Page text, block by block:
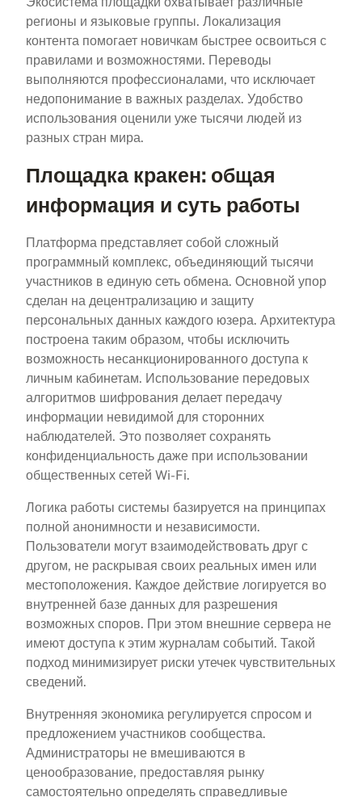
регионы и языковые группы. Локализация
контента помогает новичкам быстрее освоиться с
правилами и возможностями. Переводы
выполняются профессионалами, что исключает
недопонимание в важных разделах. Удобство
использования оценили уже тысячи людей из
разных стран мира.
Площадка кракен: общая
информация и суть работы
Платформа представляет собой сложный
программный комплекс, объединяющий тысячи
участников в единую сеть обмена. Основной упор
сделан на децентрализацию и защиту
персональных данных каждого юзера. Архитектура
построена таким образом, чтобы исключить
возможность несанкционированного доступа к
личным кабинетам. Использование передовых
алгоритмов шифрования делает передачу
информации невидимой для сторонних
наблюдателей. Это позволяет сохранять
конфиденциальность даже при использовании
общественных сетей Wi-Fi.
Логика работы системы базируется на принципах
полной анонимности и независимости.
Пользователи могут взаимодействовать друг с
другом, не раскрывая своих реальных имен или
местоположения. Каждое действие логируется во
внутренней базе данных для разрешения
возможных споров. При этом внешние сервера не
имеют доступа к этим журналам событий. Такой
подход минимизирует риски утечек чувствительных
сведений.
Внутренняя экономика регулируется спросом и
предложением участников сообщества.
Администраторы не вмешиваются в
ценообразование, предоставляя рынку
самостоятельно определять справедливые